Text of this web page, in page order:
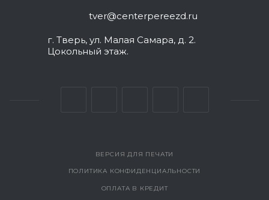
tver@centerpereezd.ru
г. Тверь, ул. Малая Самара, д. 2.
Цокольный этаж.
ВЕРСИЯ ДЛЯ ПЕЧАТИ
ПОЛИТИКА КОНФИДЕНЦИАЛЬНОСТИ
ОПЛАТА В КРЕДИТ